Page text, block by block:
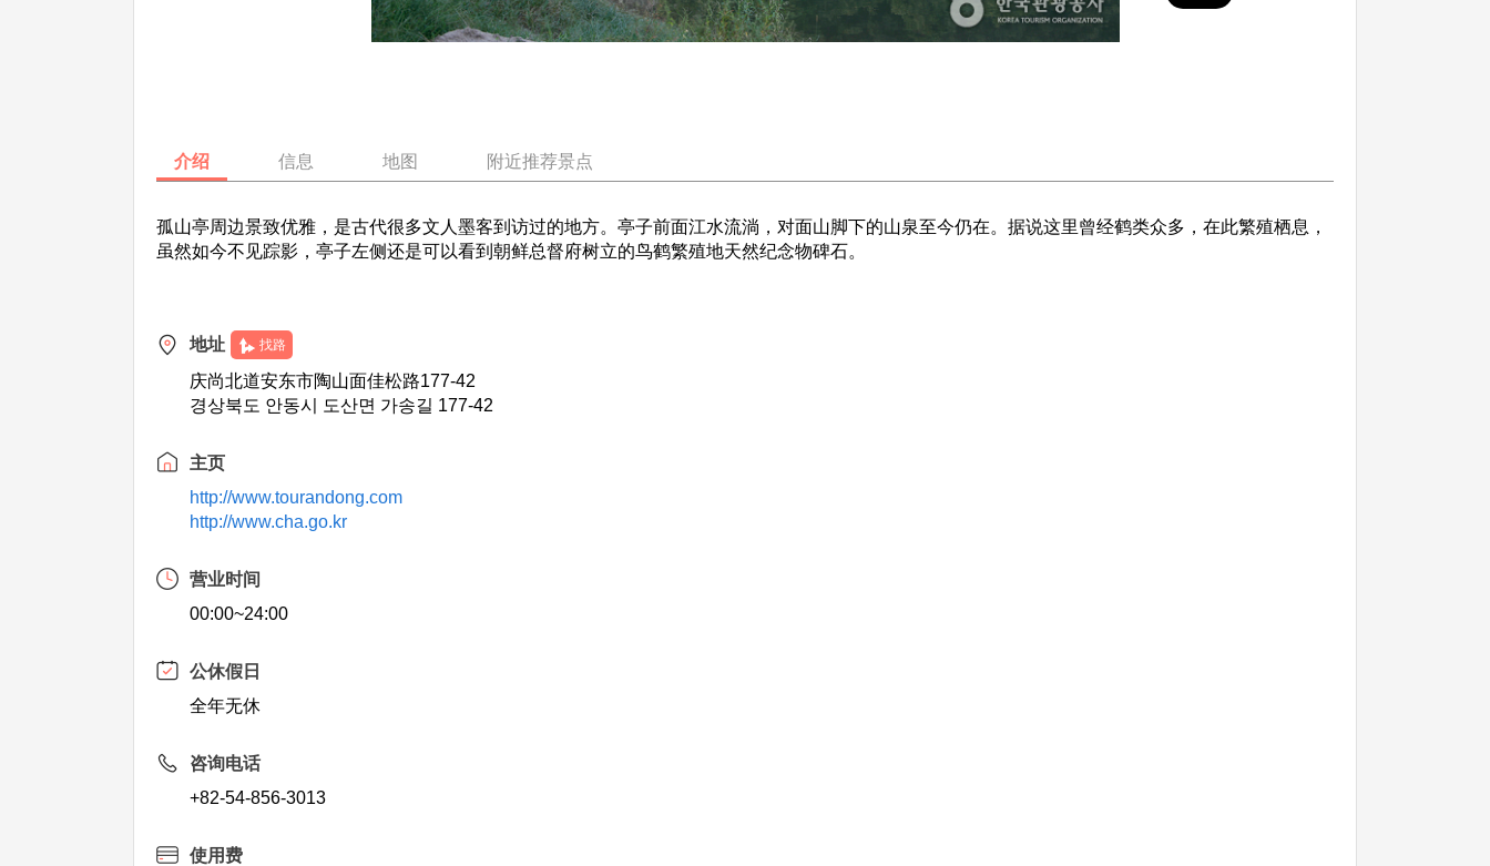
介绍 信息 地图 附近推荐景点
孤山亭周边景致优雅，是古代很多文人墨客到访过的地方。亭子前面江水流淌，对面山脚下的山泉至今仍在。据说这里曾经鹤类众多，在此繁殖栖息，
虽然如今不见踪影，亭子左侧还是可以看到朝鲜总督府树立的鸟鹤繁殖地天然纪念物碑石。
地址 找路
庆尚北道安东市陶山面佳松路177-42
경상북도 안동시 도산면 가송길 177-42
主页
http://www.tourandong.com
http://www.cha.go.kr
营业时间
00:00~24:00
公休假日
全年无休
咨询电话
+82-54-856-3013
使用费